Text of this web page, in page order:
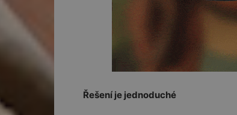
Řešení je jednoduché